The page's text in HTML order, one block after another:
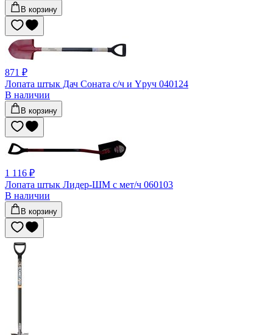
В корзину
871 ₽
Лопата штык Дач Соната с/ч и Yруч 040124
В наличии
В корзину
1 116 ₽
Лопата штык Лидер-ШМ с мет/ч 060103
В наличии
В корзину